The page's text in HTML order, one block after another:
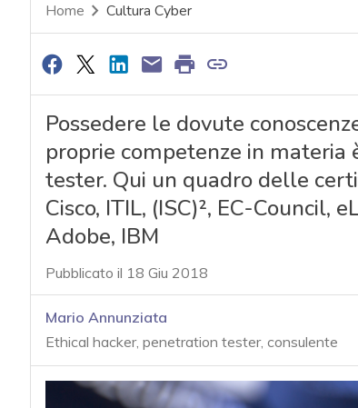
Home Cultura Cyber
Possedere le dovute
proprie competenze in
tester. Qui un quadro delle
Cisco, ITIL, (ISC)², EC-Council,
Adobe, IBM
Pubblicato il 18 Giu 2018
Mario Annunziata
Ethical hacker, penetration tester, consulente